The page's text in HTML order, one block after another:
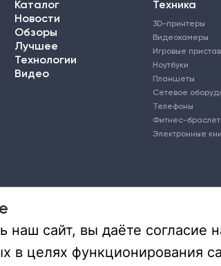
Каталог
Новости
Обзоры
Лучшее
Техника
3D-принтеры
Видеокамеры
Игровые
Ноутбуки
Планшеты
Сетевое
Телефоны
Фитнес-
Электронные
Технологии
Видео
наш сайт, вы даёте согласие
в целях функционирования